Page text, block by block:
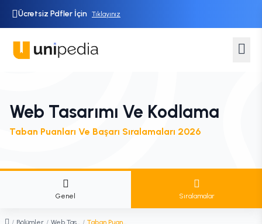
Ücretsiz Pdfler İçin Tıklayınız
Web Tasarımı Ve Kodlama
Taban Puanları Ve Başarı Sıralamaları 2026
Genel Sıralamalar
/ Bölümler / Web Tasarımı ve Kodlama / Taban Puanları ve Sıralamaları